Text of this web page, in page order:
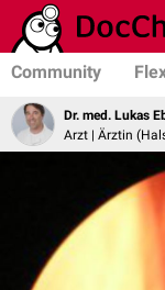
Community
Dr. med. Lukas
Arzt | Ärztin